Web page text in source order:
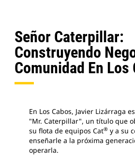
Señor Caterpillar:
Construyendo
Comunidad En Los
En Los Cabos, Javier Lizárraga
"Mr. Caterpillar", un título que
su flota de equipos Cat® y a su
enseñarle a la próxima
operarla.